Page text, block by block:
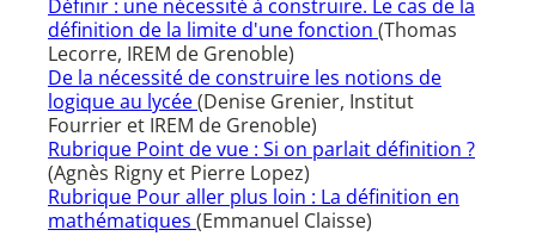
Définir : une nécessité à construire. Le cas de la
définition de la limite d'une fonction (Thomas
Lecorre, IREM de Grenoble)
De la nécessité de construire les notions de
logique au lycée(Denise Grenier, Institut
Fourrier et IREM de Grenoble)
Rubrique Point de vue : Si on parlait définition ?
(Agnès Rigny et Pierre Lopez)
Rubrique Pour aller plus loin : La définition en
mathématiques (Emmanuel Claisse)